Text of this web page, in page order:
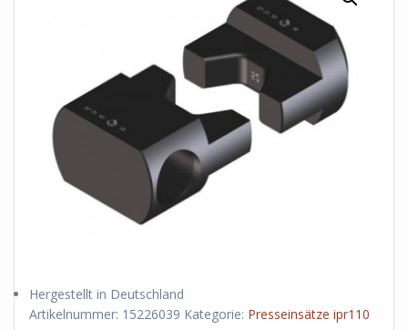
Hergestellt in Deutschland
Artikelnummer: 15226039 Kategorie: Presseinsätze ipr110